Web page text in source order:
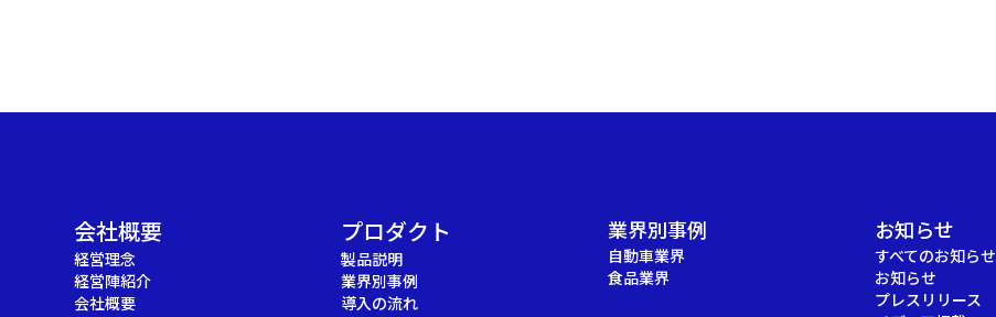
会社概要
経営理念
経営陣紹介
会社概要
プロダクト
製品説明
業界別事例
導入の流れ
業界別事例
自動車業界
食品業界
お知らせ
すべてのお知らせ
お知らせ
プレスリリース